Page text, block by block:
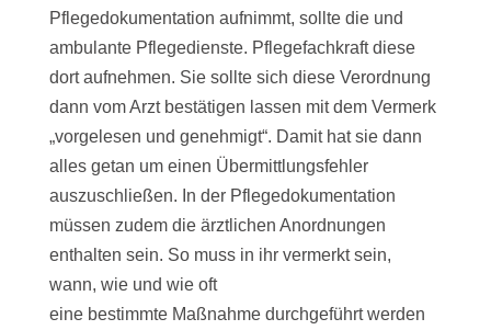
Pflegedokumentation aufnimmt, sollte die und
ambulante Pflegedienste. Pflegefachkraft diese
dort aufnehmen. Sie sollte sich diese Verordnung
dann vom Arzt bestätigen lassen mit dem Vermerk
„vorgelesen und genehmigt“. Damit hat sie dann
alles getan um einen Übermittlungsfehler
auszuschließen. In der Pflegedokumentation
müssen zudem die ärztlichen Anordnungen
enthalten sein. So muss in ihr vermerkt sein,
wann, wie und wie oft
eine bestimmte Maßnahme durchgeführt werden